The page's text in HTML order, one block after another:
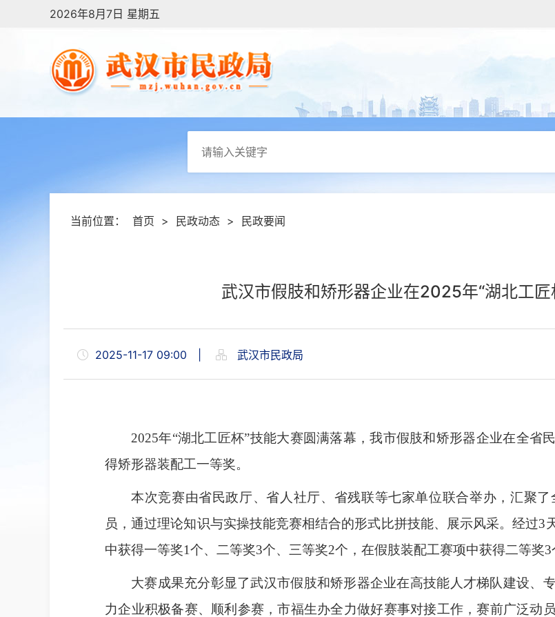
2026年8月7日 星期五
当前位置： 首页 > 民政动态 > 民政要闻
武汉市假肢和矫形器企业在2025年“湖北工
2025-11-17 09:00 武汉市民政局
2025年“湖北工匠杯”技能大赛圆满落幕，我市假肢和矫形器企业在全省
得矫形器装配工一等奖。
本次竞赛由省民政厅、省人社厅、省残联等七家单位联合举办，汇聚
员，通过理论知识与实操技能竞赛相结合的形式比拼技能、展示风采。经过
中获得一等奖1个、二等奖3个、三等奖2个，在假肢装配工赛项中获得二等奖3
大赛成果充分彰显了武汉市假肢和矫形器企业在高技能人才梯队建设、
力企业积极备赛、顺利参赛，市福生办全力做好赛事对接工作，赛前广泛动